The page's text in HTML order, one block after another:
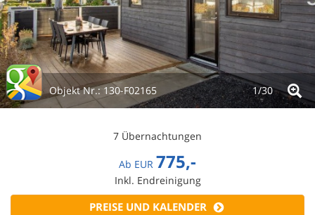
Objekt Nr.: 130-F02165 1/30
7 Übernachtungen
Ab EUR 775,-
Inkl. Endreinigung
PREISE UND KALENDER